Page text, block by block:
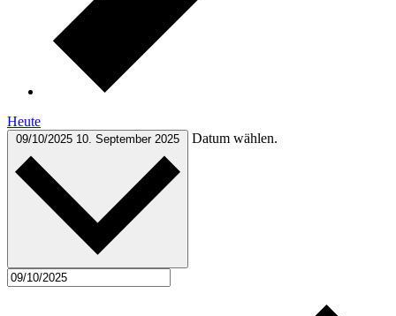
Heute
09/10/2025 10. September 2025 Datum wählen.